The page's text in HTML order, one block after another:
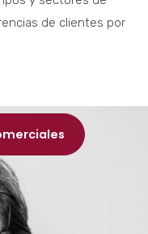
de clientes por